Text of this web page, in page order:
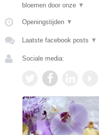
bloemen door onze ▼
Openingstijden ▼
Laatste facebook posts ▼
Sociale media: